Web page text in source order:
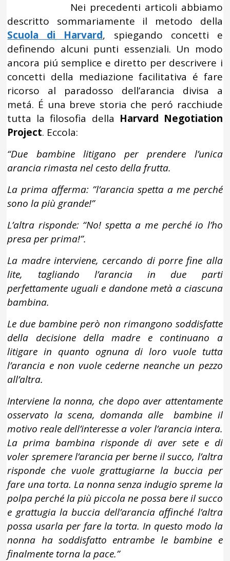
Nei precedenti articoli abbiamo
descritto sommariamente il metodo della
Scuola di Harvard, spiegando concetti e
definendo alcuni punti essenziali. Un modo
ancora piú semplice e diretto per descrivere i
concetti della mediazione facilitativa é fare
ricorso al paradosso dell’arancia divisa a
metá. É una breve storia che peró racchiude
tutta la filosofia della Harvard Negotiation
Project. Eccola:
“Due bambine litigano per prendere l’unica
arancia rimasta nel cesto della frutta.
La prima afferma: ”l’arancia spetta a me perché
sono la più grande!”
L’altra risponde: “No! spetta a me perché io l’ho
presa per prima!”.
La madre interviene, cercando di porre fine alla
lite, tagliando l’arancia in due parti
perfettamente uguali e dandone metà a ciascuna
bambina.
Le due bambine però non rimangono soddisfatte
della decisione della madre e continuano a
litigare in quanto ognuna di loro vuole tutta
l’arancia e non vuole cederne neanche un pezzo
all’altra.
Interviene la nonna, che dopo aver attentamente
osservato la scena, domanda alle bambine il
motivo reale dell’interesse a voler l’arancia intera.
La prima bambina risponde di aver sete e di
voler spremere l’arancia per berne il succo, l’altra
risponde che vuole grattugiarne la buccia per
fare una torta. La nonna senza indugio spreme la
polpa perché la più piccola ne possa bere il succo
e grattugia la buccia dell’arancia affinché l’altra
possa usarla per fare la torta. In questo modo la
nonna ha soddisfatto entrambe le bambine e
finalmente torna la pace.”